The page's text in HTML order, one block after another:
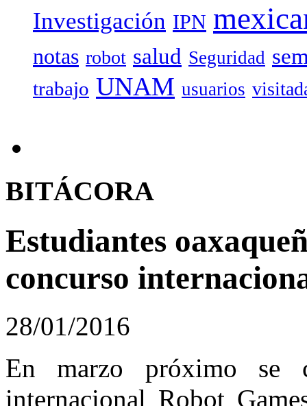
Investigación IPN
notas robot salud Seguridad
trabajo UNAM usuarios
BITÁCORA
Estudiantes
concurso
28/01/2016
En marzo próximo se
internacional Robot